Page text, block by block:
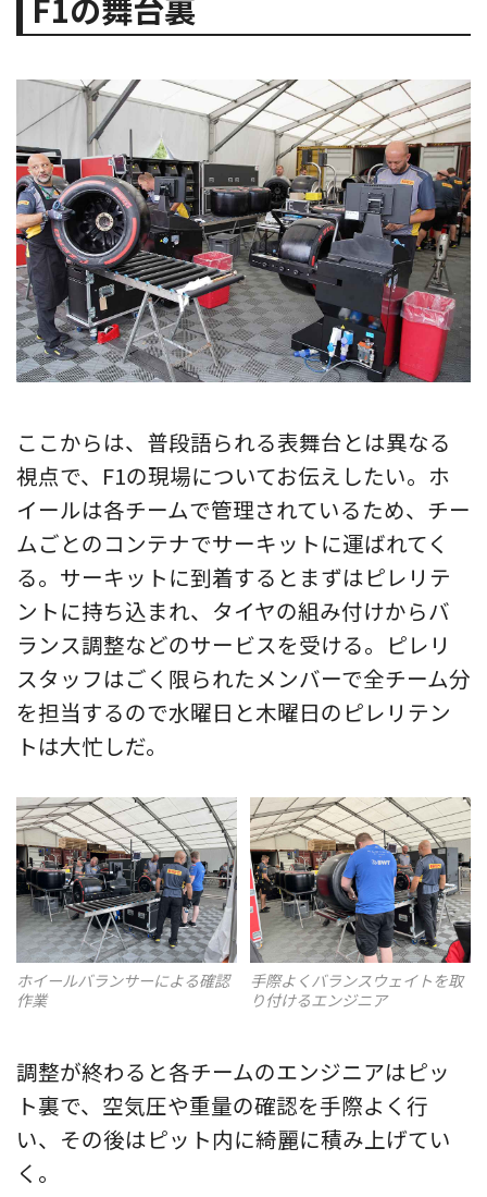
ここからは、普段語られる表舞台とは異なる
視点で、F1の現場についてお伝えしたい。ホ
イールは各チームで管理されているため、チー
ムごとのコンテナでサーキットに運ばれてく
る。サーキットに到着するとまずはピレリテ
ントに持ち込まれ、タイヤの組み付けからバ
ランス調整などのサービスを受ける。ピレリ
スタッフはごく限られたメンバーで全チーム分
を担当するので水曜日と木曜日のピレリテン
トは大忙しだ。
ホイールバランサーによる確認
作業
手際よくバランスウェイトを取
り付けるエンジニア
調整が終わると各チームのエンジニアはピッ
ト裏で、空気圧や重量の確認を手際よく行
い、その後はピット内に綺麗に積み上げてい
く。